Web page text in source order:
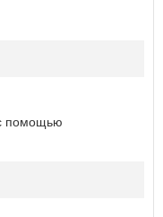
помощью